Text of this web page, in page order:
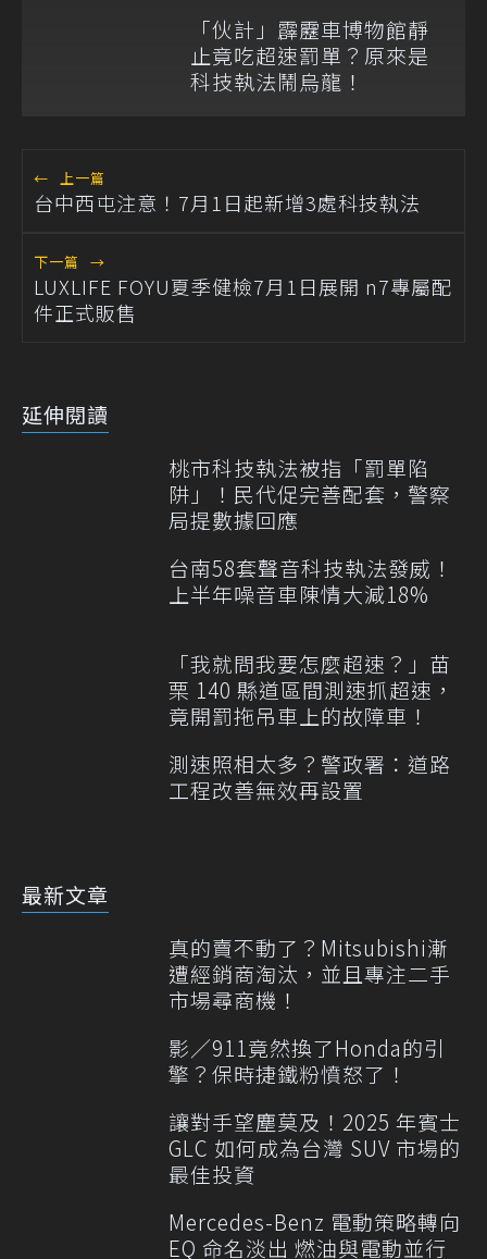
「伙計」霹靂車博物館靜
止竟吃超速罰單？原來是
科技執法鬧烏龍！
← 上一篇
台中西屯注意！7月1日起新增3處科技執法
下一篇 →
LUXLIFE FOYU夏季健檢7月1日展開 n7專屬配
件正式販售
延伸閱讀
桃市科技執法被指「罰單陷
阱」！民代促完善配套，警察
局提數據回應
台南58套聲音科技執法發威！
上半年噪音車陳情大減18%
「我就問我要怎麼超速？」苗
栗 140 縣道區間測速抓超速，
竟開罰拖吊車上的故障車！
測速照相太多？警政署：道路
工程改善無效再設置
最新文章
真的賣不動了？Mitsubishi漸
遭經銷商淘汰，並且專注二手
市場尋商機！
影／911竟然換了Honda的引
擎？保時捷鐵粉憤怒了！
讓對手望塵莫及！2025 年賓士
GLC 如何成為台灣 SUV 市場的
最佳投資
Mercedes-Benz 電動策略轉向
EQ 命名淡出 燃油與電動並行